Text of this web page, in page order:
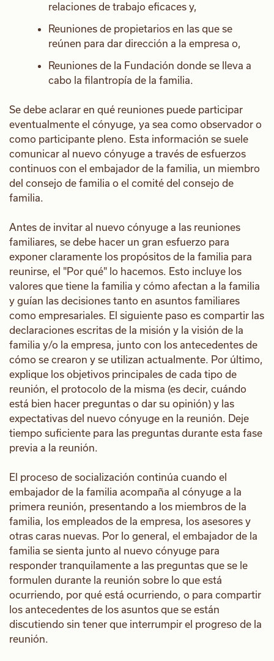
relaciones de trabajo eficaces y,
Reuniones de propietarios en las que se
reúnen para dar dirección a la empresa o,
Reuniones de la Fundación donde se lleva a
cabo la filantropía de la familia.
Se debe aclarar en qué reuniones puede participar
eventualmente el cónyuge, ya sea como observador o
como participante pleno. Esta información se suele
comunicar al nuevo cónyuge a través de esfuerzos
continuos con el embajador de la familia, un miembro
del consejo de familia o el comité del consejo de
familia.
Antes de invitar al nuevo cónyuge a las reuniones
familiares, se debe hacer un gran esfuerzo para
exponer claramente los propósitos de la familia para
reunirse, el "Por qué" lo hacemos. Esto incluye los
valores que tiene la familia y cómo afectan a la familia
y guían las decisiones tanto en asuntos familiares
como empresariales. El siguiente paso es compartir las
declaraciones escritas de la misión y la visión de la
familia y/o la empresa, junto con los antecedentes de
cómo se crearon y se utilizan actualmente. Por último,
explique los objetivos principales de cada tipo de
reunión, el protocolo de la misma (es decir, cuándo
está bien hacer preguntas o dar su opinión) y las
expectativas del nuevo cónyuge en la reunión. Deje
tiempo suficiente para las preguntas durante esta fase
previa a la reunión.
El proceso de socialización continúa cuando el
embajador de la familia acompaña al cónyuge a la
primera reunión, presentando a los miembros de la
familia, los empleados de la empresa, los asesores y
otras caras nuevas. Por lo general, el embajador de la
familia se sienta junto al nuevo cónyuge para
responder tranquilamente a las preguntas que se le
formulen durante la reunión sobre lo que está
ocurriendo, por qué está ocurriendo, o para compartir
los antecedentes de los asuntos que se están
discutiendo sin tener que interrumpir el progreso de la
reunión.